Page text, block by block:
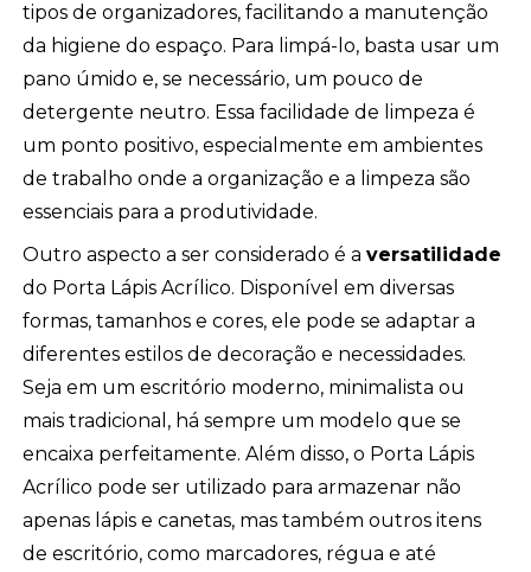
tipos de organizadores, facilitando a manutenção
da higiene do espaço. Para limpá-lo, basta usar um
pano úmido e, se necessário, um pouco de
detergente neutro. Essa facilidade de limpeza é
um ponto positivo, especialmente em ambientes
de trabalho onde a organização e a limpeza são
essenciais para a produtividade.
Outro aspecto a ser considerado é aversatilidade
do Porta Lápis Acrílico. Disponível em diversas
formas, tamanhos e cores, ele pode se adaptar a
diferentes estilos de decoração e necessidades.
Seja em um escritório moderno, minimalista ou
mais tradicional, há sempre um modelo que se
encaixa perfeitamente. Além disso, o Porta Lápis
Acrílico pode ser utilizado para armazenar não
apenas lápis e canetas, mas também outros itens
de escritório, como marcadores, régua e até